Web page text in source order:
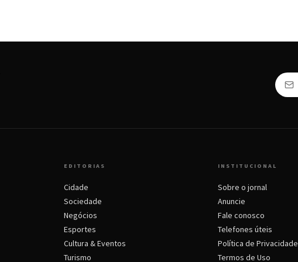
EDITORIAS
Cidade
Sociedade
Negócios
Esportes
Cultura & Eventos
Turismo
INSTITUCIONAL
Sobre o jornal
Anuncie
Fale conosco
Telefones úteis
Política de Privacidade
Termos de Uso